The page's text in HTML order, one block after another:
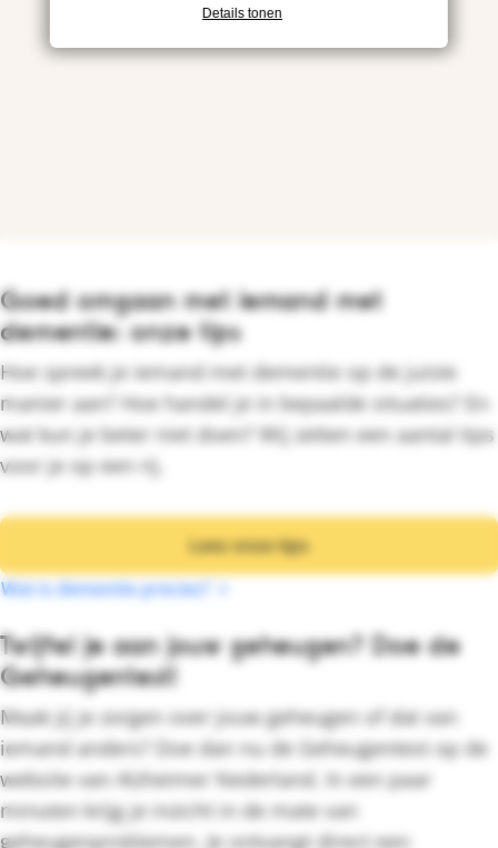
Details tonen
Goed omgaan met iemand met
dementie: onze tips
Hoe spreek je iemand met dementie op de juiste
manier aan? Hoe handel je in bepaalde situaties? En
wat kun je beter niet doen? Wij zetten een aantal tips
voor je op een rij.
Lees onze tips
Wat is dementie precies?
Twijfel je aan jouw geheugen? Doe de
Geheugentest!
Maak jij je zorgen over jouw geheugen of dat van
iemand anders? Doe dan nu de Geheugentest op de
website van Alzheimer Nederland. In een paar
minuten krijg je inzicht in de mate van
geheugenproblemen. Je ontvangt direct een